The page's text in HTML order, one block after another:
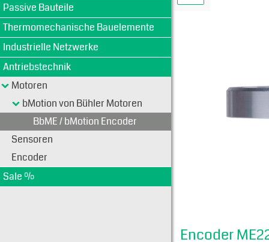
Passive Bauteile
Thermomechanische Bauelemente
Industrielle Netzwerke
Antriebstechnik
Motoren
bMotion von Bühler Motoren
BbME / bMotion Encoder
Sensoren
Encoder
Sale %
Encoder